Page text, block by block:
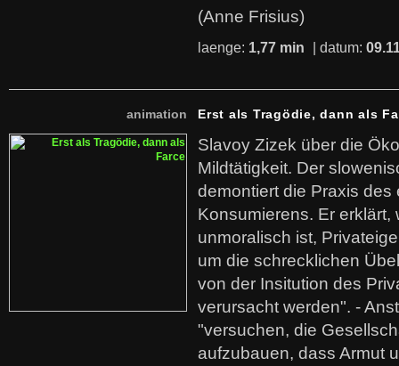
(Anne Frisius)
laenge: 1,77 min | datum:
animation Erst als Tragödie, dann als
Slavoy Zizek über die
Mildtätigkeit. Der
demontiert die Praxis des
Konsumierens. Er erklärt,
unmoralisch ist,
um die schrecklichen
von der Insitution des
verursacht werden". -
"versuchen, die
aufzubauen, dass Armut